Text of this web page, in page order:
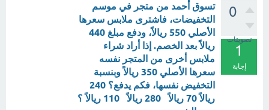
0
تصويتات
1
إجابة
تسوق أحمد من متجر في موسم
التخفيضات، فاشترى ملابس سعرها
الأصلي 550 ريالاً، ودفع مبلغ 440
ريالاً بعد الخصم. إذا أراد شراء
ملابس أخرى من المتجر نفسه
سعرها الأصلي 350 ريالاً وبنسبة
التخفيض نفسها، فكم يدفع؟ 240
ريالاً 70 ريالاً 280 ريالاً 110 ريالاً ؟